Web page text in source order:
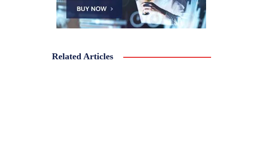
Related Articles